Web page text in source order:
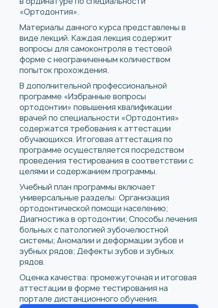
«Ортодонтия».
Материалы данного курса представлены в
виде лекций. Каждая лекция содержит
вопросы для самоконтроля в тестовой
форме с неограниченным количеством
попыток прохождения.
В дополнительной профессиональной
программе «Избранные вопросы
ортодонтии» повышения квалификации
врачей по специальности «Ортодонтия»
содержатся требования к аттестации
обучающихся. Итоговая аттестация по
программе осуществляется посредством
проведения тестирования в соответствии с
целями и содержанием программы.
Учебный план программы включает
универсальные разделы: Организация
ортодонтической помощи населению;
Диагностика в ортодонтии; Способы лечения
больных с патологией зубочелюстной
системы; Аномалии и деформации зубов и
зубных рядов; Дефекты зубов и зубных
рядов.
Оценка качества: промежуточная и итоговая
аттестации в форме тестирования на
портале дистанционного обучения.